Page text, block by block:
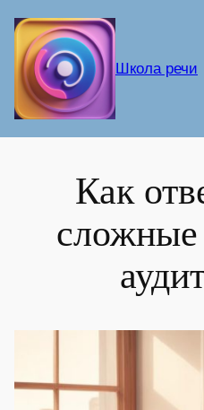
содержимому
Школа речи
Как